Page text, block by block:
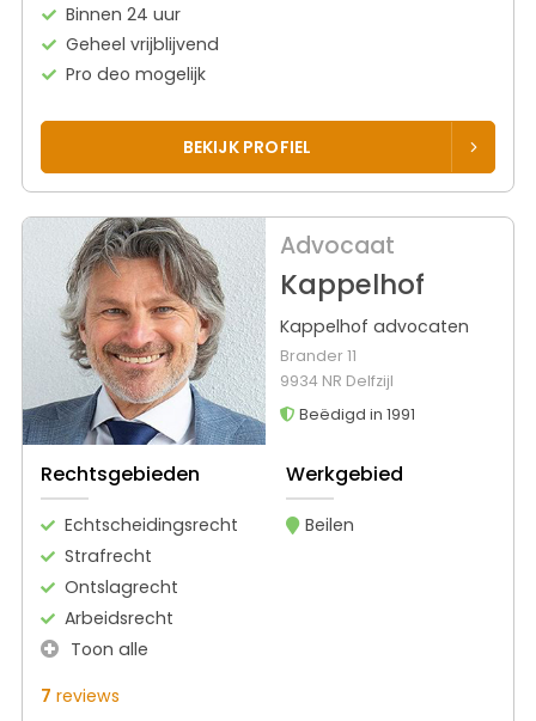
Binnen 24 uur
Geheel vrijblijvend
Pro deo mogelijk
BEKIJK PROFIEL
Advocaat
Kappelhof
Kappelhof advocaten
Brander 11
9934 NR Delfzijl
Beëdigd in 1991
Rechtsgebieden
Echtscheidingsrecht
Strafrecht
Ontslagrecht
Arbeidsrecht
Toon alle
Werkgebied
Beilen
7 reviews